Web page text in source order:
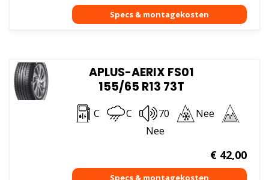
APLUS-AERIX FS01
155/65 R13 73T
C C 70
Nee
Nee
€42,00